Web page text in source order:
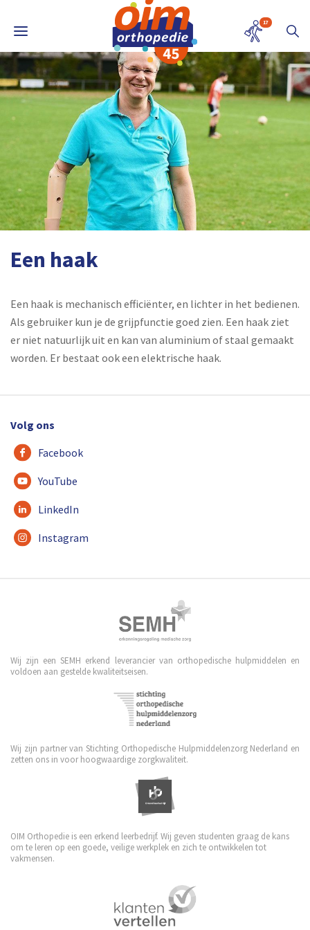
17
Een haak
Een haak is mechanisch efficiënter, en lichter in het bedienen.
Als gebruiker kun je de grijpfunctie goed zien. Een haak ziet
er niet natuurlijk uit en kan van aluminium of staal gemaakt
worden. Er bestaat ook een elektrische haak.
Volg ons
Facebook
YouTube
LinkedIn
Instagram
Wij zijn een SEMH erkend leverancier van orthopedische hulpmiddelen en
voldoen aan gestelde kwaliteitseisen.
Wij zijn partner van Stichting Orthopedische Hulpmiddelenzorg Nederland en
zetten ons in voor hoogwaardige zorgkwaliteit.
OIM Orthopedie is een erkend leerbedrijf. Wij geven studenten graag de kans
om te leren op een goede, veilige werkplek en zich te ontwikkelen tot
vakmensen.